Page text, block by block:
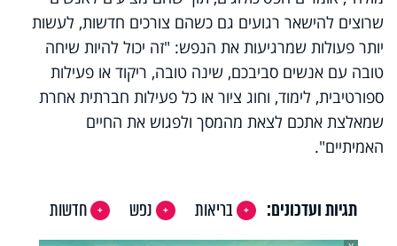
שרוצים להישאר רגועים גם כשהם צורכים חדשות, לעשות
יותר פעולות שמרגיעות את הנפש: "זה יכול להיות שיחה
טובה עם אנשים סביבכם, שינה טובה, ריקוד או פעילות
ספורטיבית, לימוד, וחוג ציור או כל פעילות חברתית אחרת
שמאלצת אתכם לצאת מהמסך ולפגוש את החיים
האמיתיים".
תגיות ועדכונים: בריאות נפש חדשות